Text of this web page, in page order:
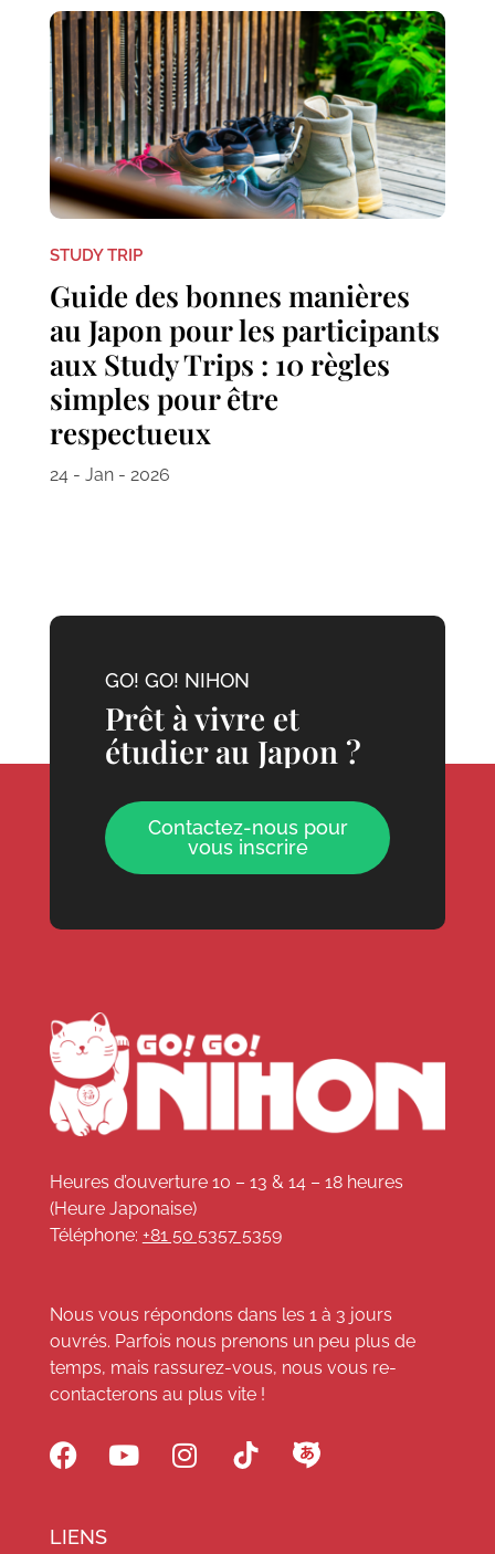
STUDY TRIP
Guide des bonnes manières
au Japon pour les participants
aux Study Trips : 10 règles
simples pour être
respectueux
24 - Jan - 2026
GO! GO! NIHON
Prêt à vivre et
étudier au Japon ?
Contactez-nous pour
vous inscrire
Heures d’ouverture 10 – 13 & 14 – 18 heures
(Heure Japonaise)
Téléphone: +81 50 5357 5359
Nous vous répondons dans les 1 à 3 jours
ouvrés. Parfois nous prenons un peu plus de
temps, mais rassurez-vous, nous vous re-
contacterons au plus vite !
LIENS